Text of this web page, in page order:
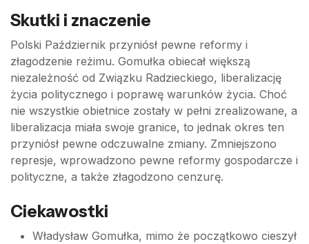
Skutki i znaczenie
Polski Październik przyniósł pewne reformy i
złagodzenie reżimu. Gomułka obiecał większą
niezależność od Związku Radzieckiego, liberalizację
życia politycznego i poprawę warunków życia. Choć
nie wszystkie obietnice zostały w pełni zrealizowane, a
liberalizacja miała swoje granice, to jednak okres ten
przyniósł pewne odczuwalne zmiany. Zmniejszono
represje, wprowadzono pewne reformy gospodarcze i
polityczne, a także złagodzono cenzurę.
Ciekawostki
Władysław Gomułka, mimo że początkowo cieszył